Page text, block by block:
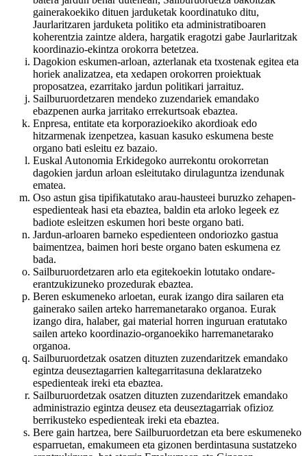
gainerakoekiko dituen jarduketak koordinatuko ditu,
Jaurlaritzaren jarduketa politiko eta administratiboaren
koherentzia zaintze aldera, hargatik eragotzi gabe Jaurlaritzak
koordinazio-ekintza orokorra betetzea.
Dagokion eskumen-arloan, azterlanak eta txostenak egitea eta
horiek analizatzea, eta xedapen orokorren proiektuak
proposatzea, ezarritako jardun politikari jarraituz.
Sailburuordetzaren mendeko zuzendariek emandako
ebazpenen aurka jarritako errekurtsoak ebaztea.
Enpresa, entitate eta korporazioekiko akordioak edo
hitzarmenak izenpetzea, kasuan kasuko eskumena beste
organo bati esleitu ez bazaio.
Euskal Autonomia Erkidegoko aurrekontu orokorretan
dagokien jardun arloan esleitutako dirulaguntza izendunak
ematea.
Oso astun gisa tipifikatutako arau-hausteei buruzko zehapen-
espedienteak hasi eta ebaztea, baldin eta arloko legeek ez
badiote esleitzen eskumen hori beste organo bati.
Jardun-arloaren barneko espedienteen ondoriozko gastua
baimentzea, baimen hori beste organo baten eskumena ez
bada.
Sailburuordetzaren arlo eta egitekoekin lotutako ondare-
erantzukizuneko prozedurak ebaztea.
Beren eskumeneko arloetan, eurak izango dira sailaren eta
gainerako sailen arteko harremanetarako organoa. Eurak
izango dira, halaber, gai material horren inguruan eratutako
sailen arteko koordinazio-organoekiko harremanetarako
organoa.
Sailburuordetzak osatzen dituzten zuzendaritzek emandako
egintza deuseztagarrien kaltegarritasuna deklaratzeko
espedienteak ireki eta ebaztea.
Sailburuordetzak osatzen dituzten zuzendaritzek emandako
administrazio egintza deusez eta deuseztagarriak ofizioz
berrikusteko espedienteak ireki eta ebaztea.
Bere gain hartzea, bere Sailburuordetzan eta bere eskumeneko
esparruetan, emakumeen eta gizonen berdintasuna sustatzeko